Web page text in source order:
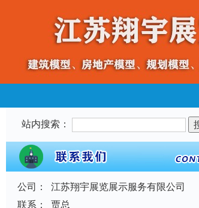
站内搜索：
公司：
江苏翔宇展览展示服务有限公司
联系：
贾总